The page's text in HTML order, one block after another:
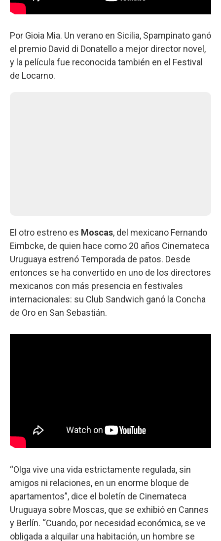
Por Gioia Mia. Un verano en Sicilia, Spampinato ganó
el premio David di Donatello a mejor director novel,
y la película fue reconocida también en el Festival
de Locarno.
El otro estreno es Moscas, del mexicano Fernando
Eimbcke, de quien hace como 20 años Cinemateca
Uruguaya estrenó Temporada de patos. Desde
entonces se ha convertido en uno de los directores
mexicanos con más presencia en festivales
internacionales: su Club Sandwich ganó la Concha
de Oro en San Sebastián.
“Olga vive una vida estrictamente regulada, sin
amigos ni relaciones, en un enorme bloque de
apartamentos”, dice el boletín de Cinemateca
Uruguaya sobre Moscas, que se exhibió en Cannes
y Berlín. “Cuando, por necesidad económica, se ve
obligada a alquilar una habitación, un hombre se